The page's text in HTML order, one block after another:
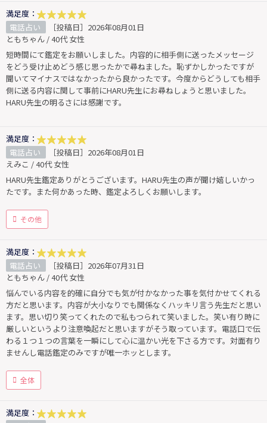
満足度：
電話占い
［投稿日］2026年08月01日
ともちゃん / 40代 女性
短時間にて鑑定をお願いしました。内容的に相手側に送ったメッセージ
をどう受け止めどう感じ思ったかで尋ねました。恥ずかしかったですが
聞いてマイナスではなかったから良かったです。今度からどうしても相手
側に送る内容に関して事前にHARU先生にお尋ねしょうと思いました。
HARU先生の明るさには感謝です。
満足度：
電話占い
［投稿日］2026年08月01日
えみこ / 40代 女性
HARU先生鑑定ありがとうございます。HARU先生の声が聞け嬉しいかっ
たです。また何かあった時、鑑定よろしくお願いします。
その他
満足度：
電話占い
［投稿日］2026年07月31日
ともちゃん / 40代 女性
悩んでいる内容を的確に自分でも気が付かなかった事を気付かせてくれる
方だと思います。内容が大小なりでも関係なくハッキリ言う先生だと思い
ます。思い切り笑ってくれたので私もつられて笑いました。笑い有り時に
厳しいというより注意喚起だと思いますがそう取っています。電話口で伝
わる１つ１つの言葉を一瞬にして心に温かい光を下さる方です。対面有り
ませんし電話鑑定のみですが唯一ホッとします。
全体
満足度：